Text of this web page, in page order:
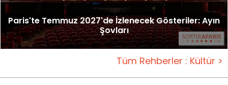
Paris'te Temmuz 2027'de İzlenecek Gösteriler: Ayın
Şovları
Tüm Rehberler : Kültür >